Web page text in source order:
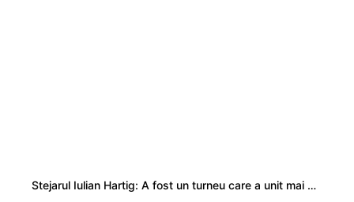
Stejarul Iulian Hartig: A fost un turneu care a unit mai mult echipa